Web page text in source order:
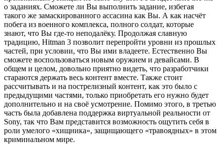
о заданиях. Сможете ли Вы выполнить задание, избегая
такого же замаскированного ассасина как Вы. А как насчёт
побега из военного комплекса, полного солдат, которые
знают, что Вы где-то неподалёку. Продолжая славную
традицию, Hitman 3 позволит перепройти уровни из прошлых
частей, при условии, что Вы ими владеете. Естественно Вы
сможете воспользоваться новым оружием и девайсами. В
общем и целом, довольно приятно видеть, что разработчики
стараются держать весь контент вместе. Также стоит
рассчитывать и на пострелизный контент, как это было с
предыдущими частями, только приобретать его нужно будет
дополнительно и на своё усмотрение. Помимо этого, в третью
часть была добавлена поддержка виртуальной реальности от
Sony, так что Вам представится возможность ощутить себя в
роли умелого «хищника», защищающего «травоядных» в этом
криминальном мире.